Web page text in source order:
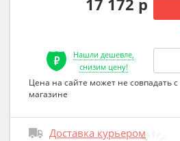
Нашли дешевле,
снизим цену!
Цена на сайте может не совпадать
магазине
Доставка курьером